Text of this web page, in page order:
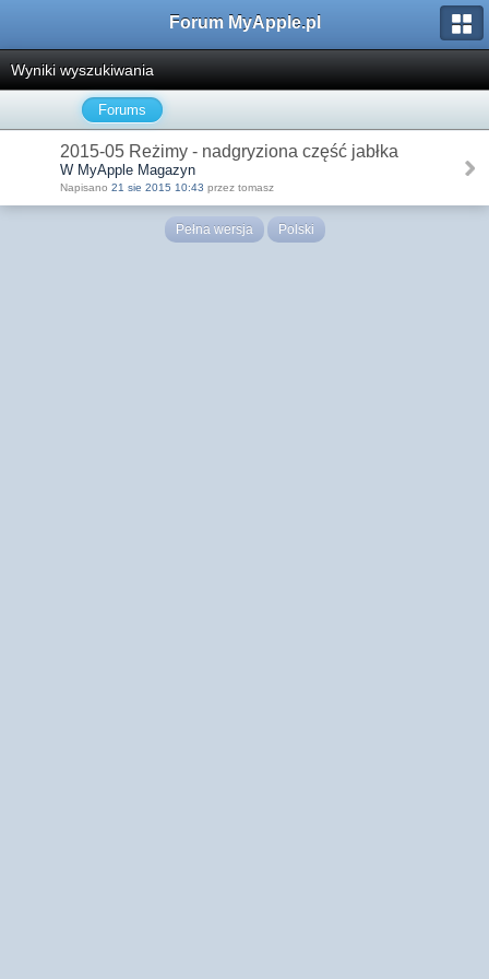
Forum MyApple.pl
Wyniki wyszukiwania
Forums
2015-05 Reżimy - nadgryziona część jabłka
W MyApple Magazyn
Napisano 21 sie 2015 10:43 przez tomasz
Pełna wersja Polski